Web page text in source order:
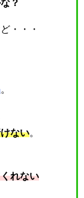
？
・・・
ない
れない